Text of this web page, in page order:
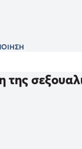
της